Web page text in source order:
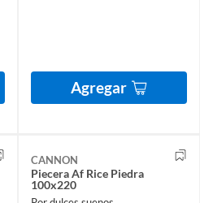
Agregar
CANNON
Piecera Af Rice Piedra
100x220